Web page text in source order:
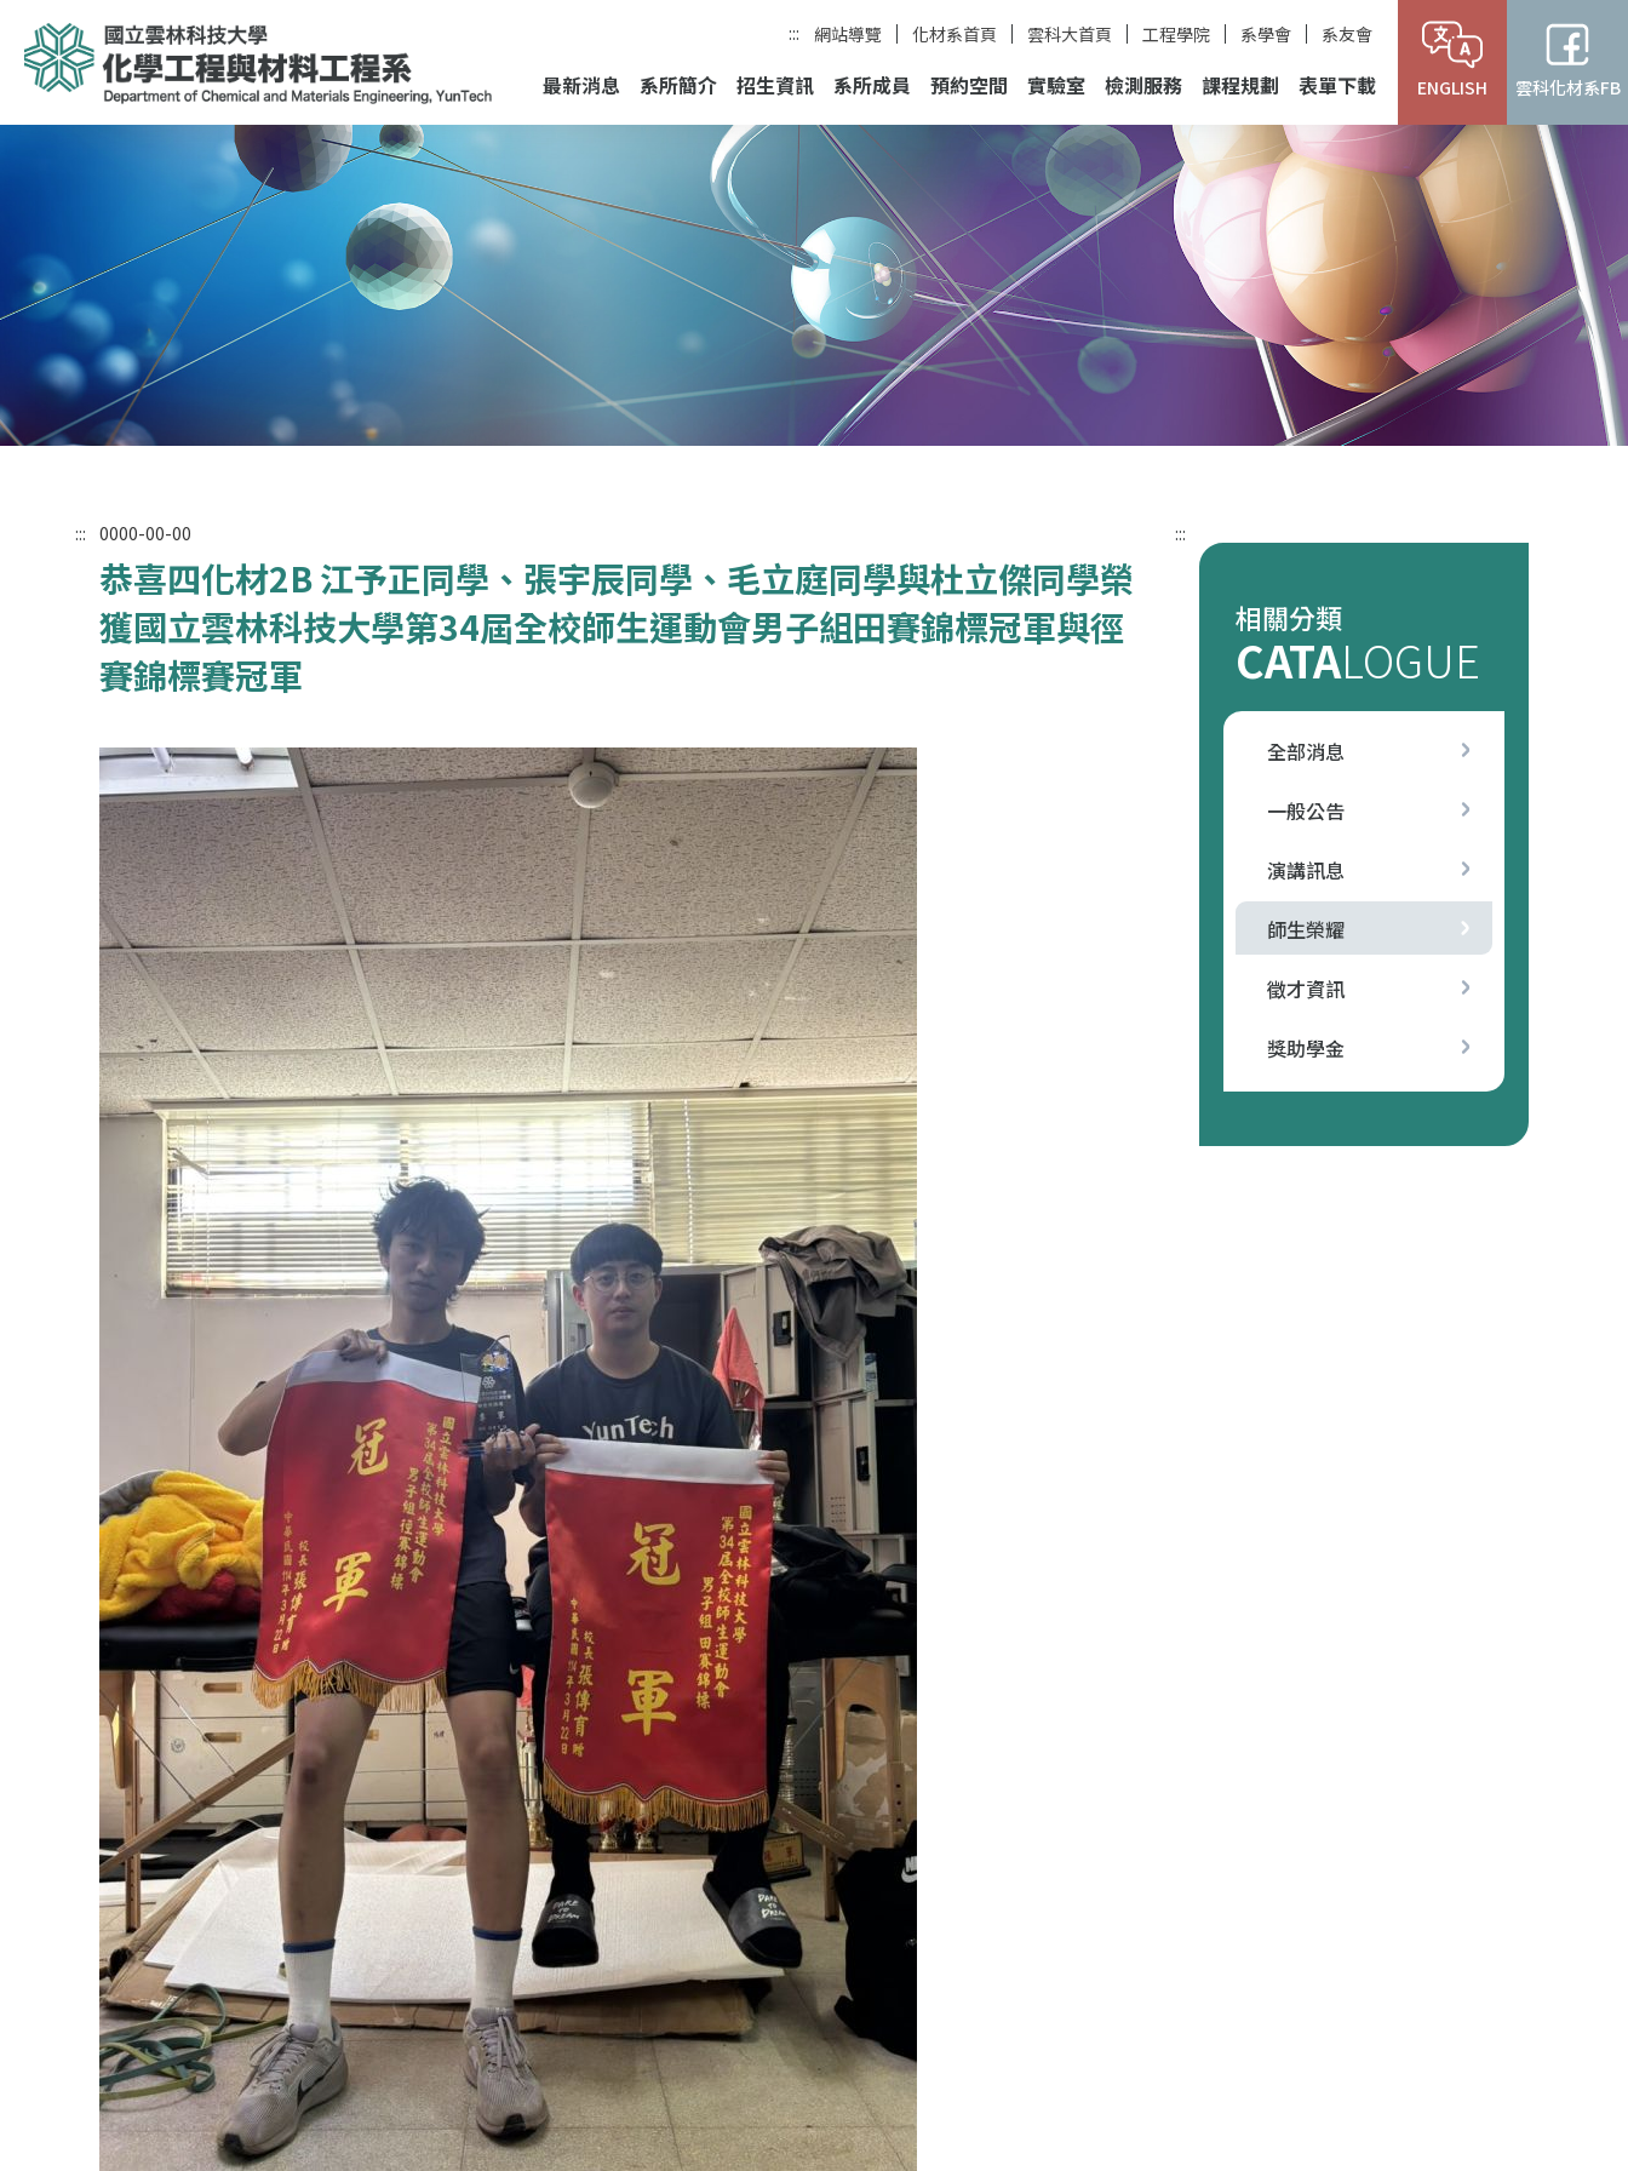
::: 網站導覽 化材系首頁 雲科大首頁 工程學院 系學會 系友會
最新消息 系所簡介 招生資訊 系所成員 預約空間 實驗室 檢測服務 課程規劃 表單下載 ENGLISH 雲科化材系FB
::: 0000-00-00
恭喜四化材2B 江予正同學、張宇辰同學、毛立庭同學與杜立傑同學榮
獲國立雲林科技大學第34屆全校師生運動會男子組田賽錦標冠軍與徑
賽錦標賽冠軍
:::
相關分類
CATALOGUE
全部消息
一般公告
演講訊息
師生榮耀
徵才資訊
獎助學金